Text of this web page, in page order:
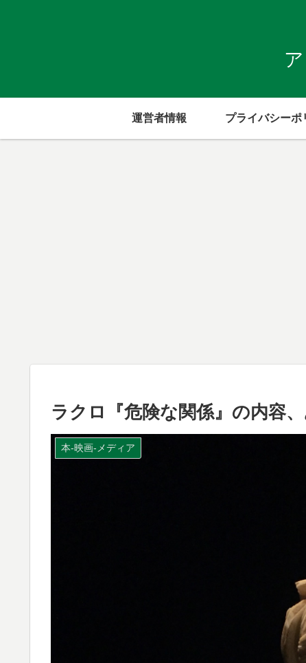
運営者情報 プライバシーポ
ラクロ『危険な関係』の内容
本-映画-メディア